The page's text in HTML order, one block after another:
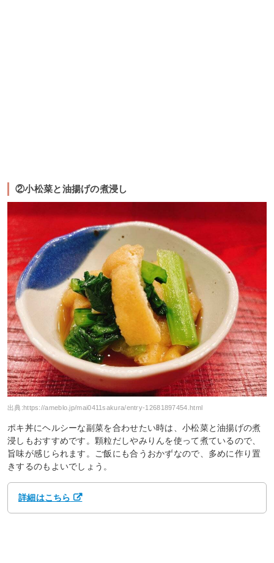
②小松菜と油揚げの煮浸し
出典:https://ameblo.jp/mai0411sakura/entry-12681897454.html
ポキ丼にヘルシーな副菜を合わせたい時は、小松菜と油揚げの煮
浸しもおすすめです。顆粒だしやみりんを使って煮ているので、
旨味が感じられます。ご飯にも合うおかずなので、多めに作り置
きするのもよいでしょう。
詳細はこちら